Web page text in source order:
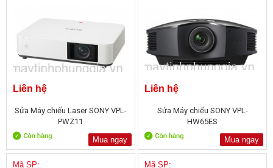
Liên hệ
Sửa Máy chiếu Laser SONY VPL-
PWZ11
Mua ngay
Liên hệ
Sửa Máy chiếu SONY VPL-
HW65ES
Mua ngay
Mã SP: Mã SP: